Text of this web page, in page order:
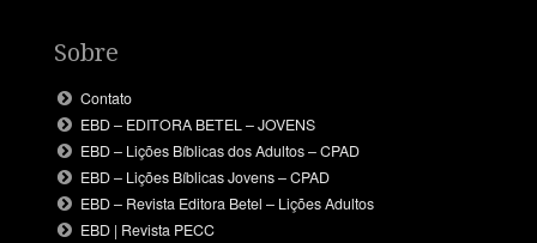
Sobre
Contato
EBD – EDITORA BETEL – JOVENS
EBD – Lições Bíblicas dos Adultos – CPAD
EBD – Lições Bíblicas Jovens – CPAD
EBD – Revista Editora Betel – Lições Adultos
EBD | Revista PECC